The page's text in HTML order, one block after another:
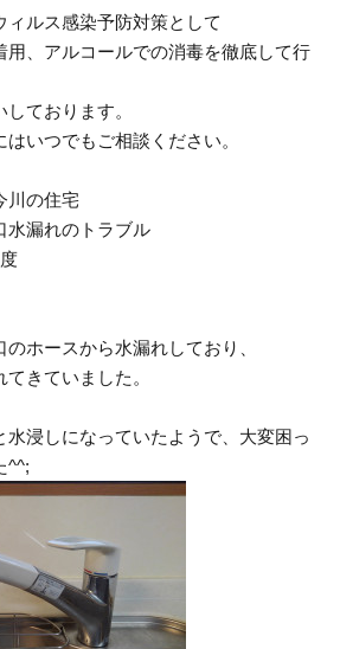
ィルス感染予防対策として
用、アルコールでの消毒を徹底して行
ております。
いつでもご相談ください。
川の住宅
水漏れのトラブル
ホースから水漏れしており、
きていました。
水浸しになっていたようで、大変困っ
^^;